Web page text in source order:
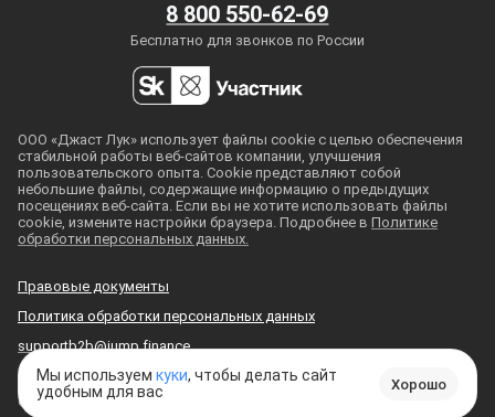
Мы используем куки, чтобы делать сайт
удобным для вас
Хорошо
8 800 550-62-69
Бесплатно для звонков по России
ООО «Джаст Лук» использует файлы cookie с целью обеспечения
стабильной работы веб-сайтов компании, улучшения
пользовательского опыта. Cookie представляют собой
небольшие файлы, содержащие информацию о предыдущих
посещениях веб-сайта. Если вы не хотите использовать файлы
cookie, измените настройки браузера. Подробнее в Политике
обработки персональных данных.
Правовые документы
Политика обработки персональных данных
supportb2b@jump.finance
© 2018 — 2026 , ООО «Джаст Лук»